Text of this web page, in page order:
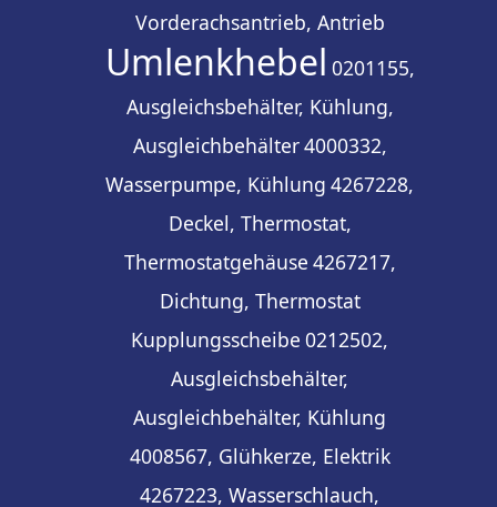
Vorderachsantrieb, Antrieb
Umlenkhebel 0201155,
Ausgleichsbehälter, Kühlung,
Ausgleichbehälter4000332,
Wasserpumpe, Kühlung 4267228,
Deckel, Thermostat,
Thermostatgehäuse 4267217,
Dichtung, Thermostat
Kupplungsscheibe 0212502,
Ausgleichsbehälter,
Ausgleichbehälter, Kühlung
4008567, Glühkerze, Elektrik
4267223, Wasserschlauch,